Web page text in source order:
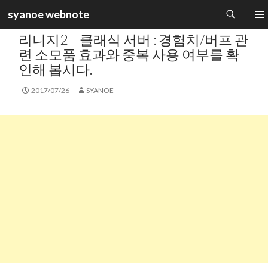
syanoe webnote
색 카테고리 :
리니지2 – 클래식 서버 : 경험치/버프 관
련 소모품 효과와 중복 사용 여부를 확
인해 봅시다.
2017/07/26 SYANOE